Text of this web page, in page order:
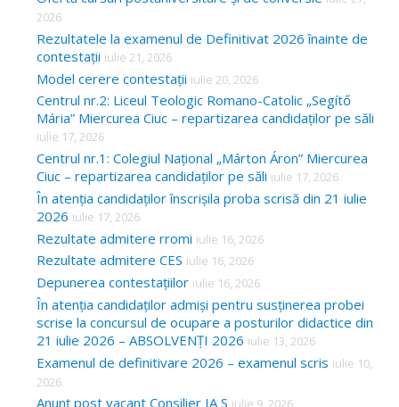
2026
Rezultatele la examenul de Definitivat 2026 înainte de
contestații iulie 21, 2026
Model cerere contestații iulie 20, 2026
Centrul nr.2: Liceul Teologic Romano-Catolic „Segítő
Mária” Miercurea Ciuc – repartizarea candidaților pe săli
iulie 17, 2026
Centrul nr.1: Colegiul Național „Márton Áron” Miercurea
Ciuc – repartizarea candidaților pe săli iulie 17, 2026
În atenția candidaților înscrișila proba scrisă din 21 iulie
2026 iulie 17, 2026
Rezultate admitere rromi iulie 16, 2026
Rezultate admitere CES iulie 16, 2026
Depunerea contestațiilor iulie 16, 2026
În atenția candidaților admiși pentru susținerea probei
scrise la concursul de ocupare a posturilor didactice din
21 iulie 2026 – ABSOLVENȚI 2026 iulie 13, 2026
Examenul de definitivare 2026 – examenul scris iulie 10,
2026
Anunț post vacant Consilier IA S iulie 9, 2026